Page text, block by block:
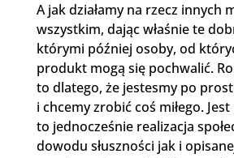
A jak działamy na rzecz innych
wszystkim, dając właśnie te
którymi później osoby, od
produkt mogą się pochwalić.
to dlatego, że jestesmy po
i chcemy zrobić coś miłego. Jest
to jednocześnie realizacja
dowodu słuszności jak i